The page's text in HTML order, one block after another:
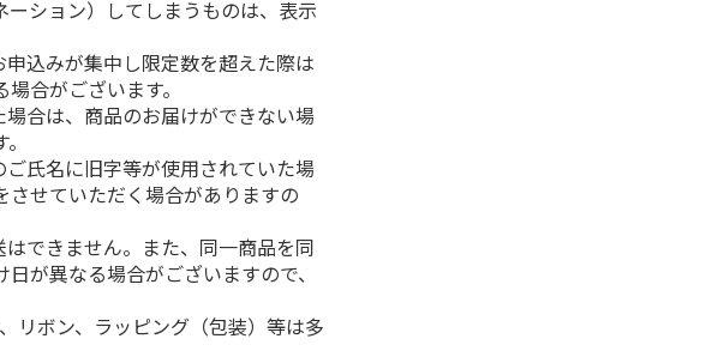
ション）してしまうものは、表示
込みが集中し限定数を超えた際は
合がございます。
合は、商品のお届けができない場
氏名に旧字等が使用されていた場
せていただく場合がありますの
できません。また、同一商品を同
が異なる場合がございますので、
リボン、ラッピング（包装）等は多